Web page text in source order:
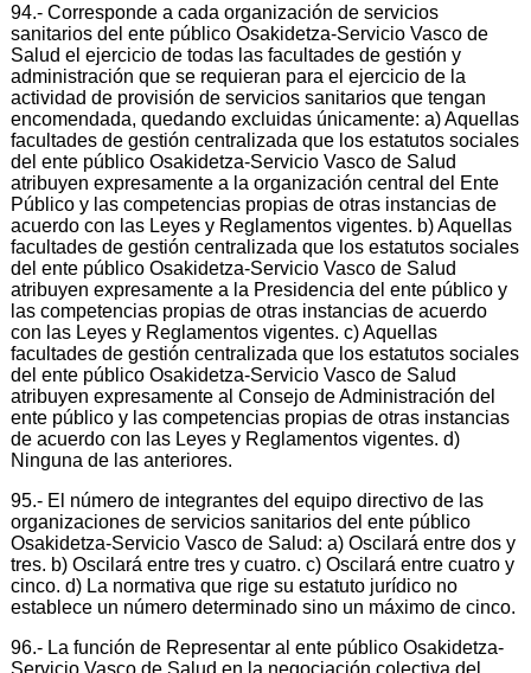
94.- Corresponde a cada organización de servicios
sanitarios del ente público Osakidetza-Servicio Vasco de
Salud el ejercicio de todas las facultades de gestión y
administración que se requieran para el ejercicio de la
actividad de provisión de servicios sanitarios que tengan
encomendada, quedando excluidas únicamente: a) Aquellas
facultades de gestión centralizada que los estatutos sociales
del ente público Osakidetza-Servicio Vasco de Salud
atribuyen expresamente a la organización central del Ente
Público y las competencias propias de otras instancias de
acuerdo con las Leyes y Reglamentos vigentes. b) Aquellas
facultades de gestión centralizada que los estatutos sociales
del ente público Osakidetza-Servicio Vasco de Salud
atribuyen expresamente a la Presidencia del ente público y
las competencias propias de otras instancias de acuerdo
con las Leyes y Reglamentos vigentes. c) Aquellas
facultades de gestión centralizada que los estatutos sociales
del ente público Osakidetza-Servicio Vasco de Salud
atribuyen expresamente al Consejo de Administración del
ente público y las competencias propias de otras instancias
de acuerdo con las Leyes y Reglamentos vigentes. d)
Ninguna de las anteriores.
95.- El número de integrantes del equipo directivo de las
organizaciones de servicios sanitarios del ente público
Osakidetza-Servicio Vasco de Salud: a) Oscilará entre dos y
tres. b) Oscilará entre tres y cuatro. c) Oscilará entre cuatro y
cinco. d) La normativa que rige su estatuto jurídico no
establece un número determinado sino un máximo de cinco.
96.- La función de Representar al ente público Osakidetza-
Servicio Vasco de Salud en la negociación colectiva del